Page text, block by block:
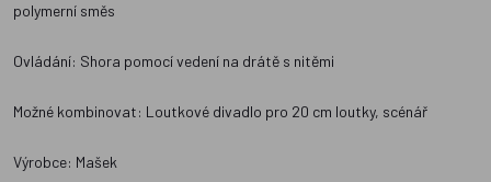
polymerní směs
Ovládání: Shora pomocí vedení na drátě s nitěmi
Možné kombinovat: Loutkové divadlo pro 20 cm loutky, scénář
Výrobce: Mašek